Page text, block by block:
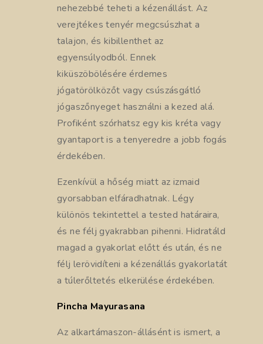
nehezebbé teheti a kézenállást. Az
verejtékes tenyér megcsúszhat a
talajon, és kibillenthet az
egyensúlyodból. Ennek
kiküszöbölésére érdemes
jógatörölközőt vagy csúszásgátló
jógaszőnyeget használni a kezed alá.
Profiként szórhatsz egy kis kréta vagy
gyantaport is a tenyeredre a jobb fogás
érdekében.
Ezenkívül a hőség miatt az izmaid
gyorsabban elfáradhatnak. Légy
különös tekintettel a tested határaira,
és ne félj gyakrabban pihenni. Hidratáld
magad a gyakorlat előtt és után, és ne
félj lerövidíteni a kézenállás gyakorlatát
a túlerőltetés elkerülése érdekében.
Pincha Mayurasana
Az alkartámaszon-állásént is ismert, a